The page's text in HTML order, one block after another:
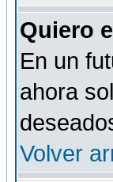
Quiero
En un
ahora
Volver